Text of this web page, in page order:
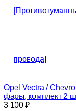
Opel Vectra /
фары, комплект 2
3 100 ₽